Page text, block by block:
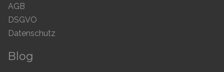
AGB
DSGVO
Datenschutz
Blog